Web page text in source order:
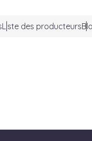
Liste des producteurs